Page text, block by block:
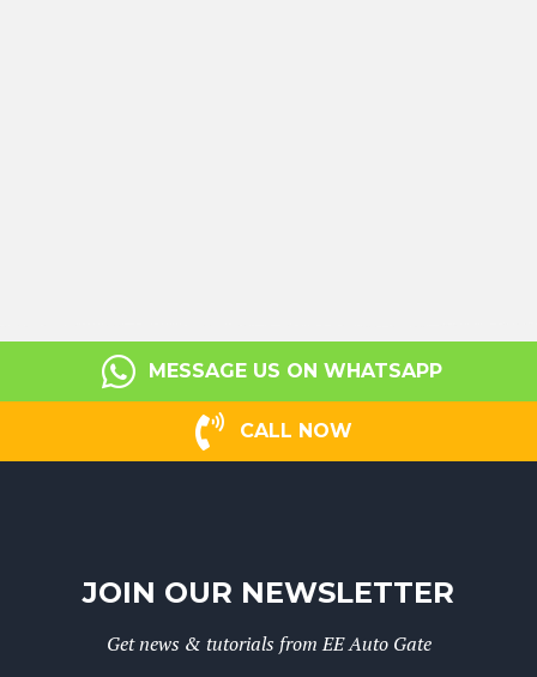
MESSAGE US ON WHATSAPP
CALL NOW
JOIN OUR NEWSLETTER
Get news & tutorials from EE Auto Gate